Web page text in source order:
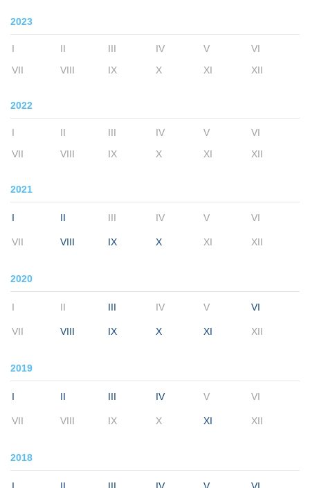
2023
I II III IV V
VI
VII
VIII IX X XI XII
2022
I II III IV V
VI
VII
VIII IX X XI XII
2021
I II III IV V VI
VII VIII IX X XI XII
2020
I II III IV V VI
VII VIII IX X XI XII
2019
I II III IV V VI
VII VIII IX X XI XII
2018